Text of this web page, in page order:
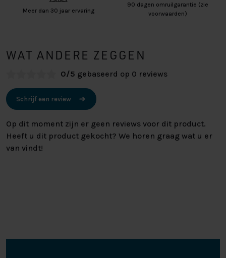
Meer dan 30 jaar ervaring
90 dagen omruilgarantie (zie
voorwaarden)
WAT ANDERE ZEGGEN
0/5 gebaseerd op 0 reviews
Schrijf een review
Op dit moment zijn er geen reviews voor dit product.
Heeft u dit product gekocht? We horen graag wat u er
van vindt!